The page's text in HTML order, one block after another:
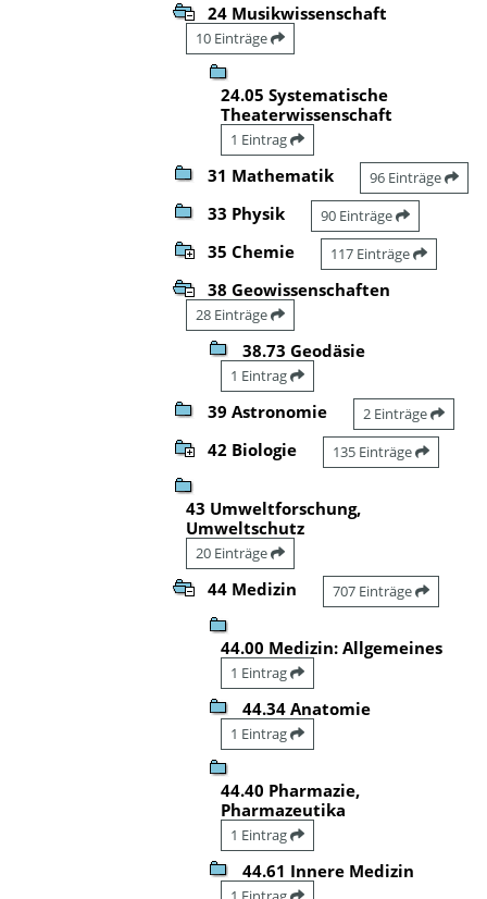
24 Musikwissenschaft
10 Einträge
24.05 Systematische
Theaterwissenschaft
1 Eintrag
31 Mathematik 96 Einträge
33 Physik 90 Einträge
35 Chemie 117 Einträge
38 Geowissenschaften
28 Einträge
38.73 Geodäsie
1 Eintrag
39 Astronomie 2 Einträge
42 Biologie 135 Einträge
43 Umweltforschung,
Umweltschutz
20 Einträge
44 Medizin 707 Einträge
44.00 Medizin: Allgemeines
1 Eintrag
44.34 Anatomie
1 Eintrag
44.40 Pharmazie,
Pharmazeutika
1 Eintrag
44.61 Innere Medizin